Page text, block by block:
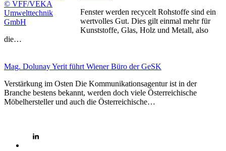
Fenster werden recycelt Rohstoffe sind ein
wertvolles Gut. Dies gilt einmal mehr für
Kunststoffe, Glas, Holz und Metall, also
die…
Mag. Dolunay Yerit führt Wiener Büro der GeSK
Verstärkung im Osten Die Kommunikationsagentur ist in der
Branche bestens bekannt, werden doch viele Österreichische
Möbelhersteller und auch die Österreichische…